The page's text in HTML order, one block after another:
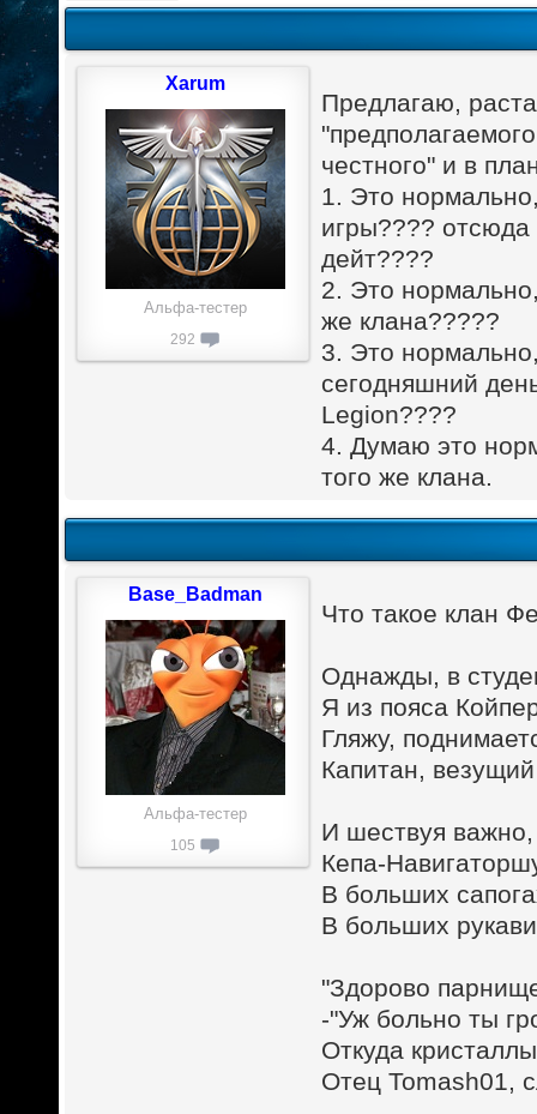
Предлагаю,
честного" и в
1. Это
игры????
дейт????
2. Это
же клана?????
3. Это
сегодняшний
Legion????
4. Думаю это
того же клана.
Xarum
Альфа-тестер
292
Что такое клан
Однажды, в
Я из пояса
Гляжу,
Капитан,
И шествуя
Кепа-
В больших
В больших
"Здорово
-"Уж больно ты
Откуда
Отец Tomash01,
Base_Badman
Альфа-тестер
105